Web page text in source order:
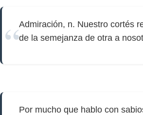
Admiración, n. Nuestro cortés
de la semejanza de otra a
Por mucho que hablo con